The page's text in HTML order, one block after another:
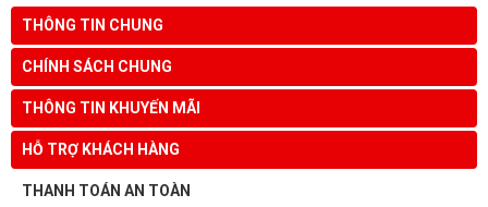
THÔNG TIN CHUNG
CHÍNH SÁCH CHUNG
THÔNG TIN KHUYẾN MÃI
HỖ TRỢ KHÁCH HÀNG
THANH TOÁN AN TOÀN